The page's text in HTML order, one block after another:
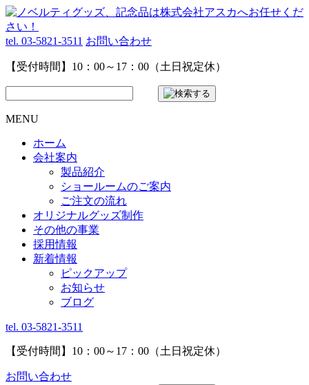
tel. 03-5821-3511 お問い合わせ
【受付時間】10：00～17：00（土日祝定休）
MENU
ホーム
会社案内
製品紹介
ショールームのご案内
ご注文の流れ
オリジナルグッズ制作
その他の事業
採用情報
新着情報
ピックアップ
お知らせ
ブログ
tel. 03-5821-3511
【受付時間】10：00～17：00（土日祝定休）
お問い合わせ